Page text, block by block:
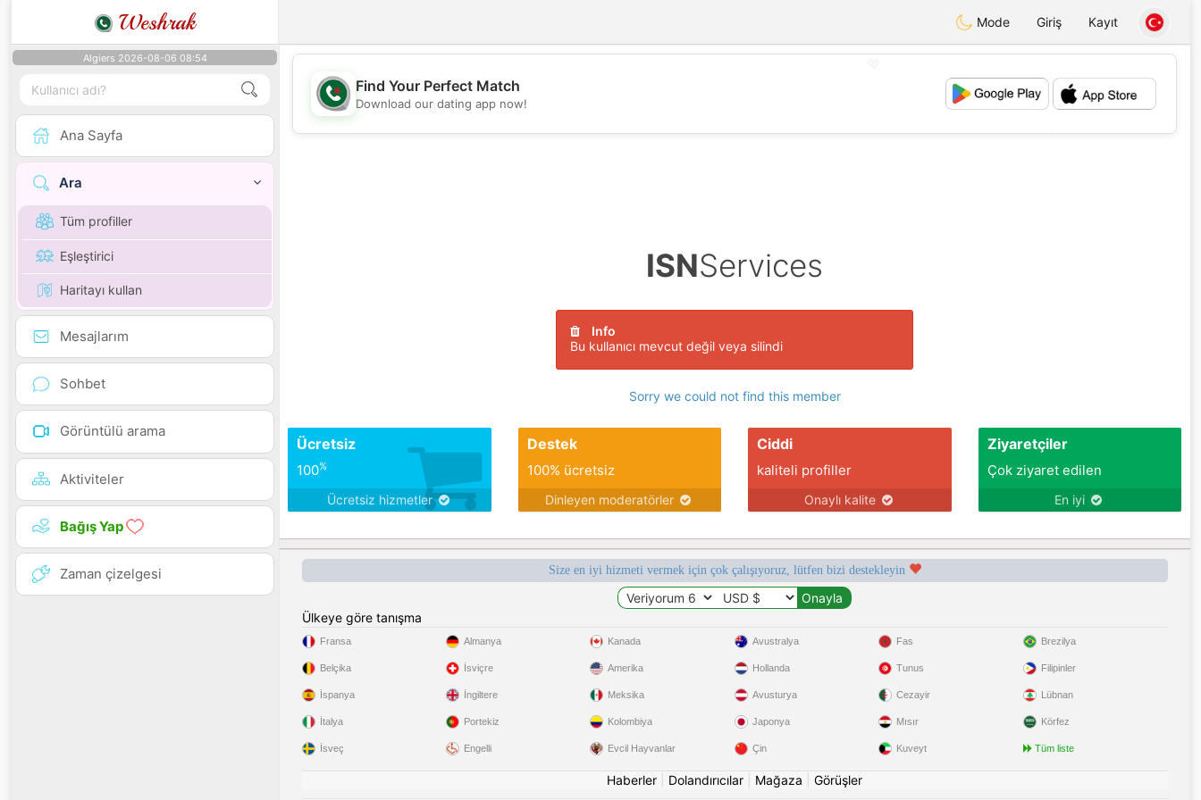
Weshrak Mode Giriş Kayıt
Algiers 2026-08-06 08:54
Ana Sayfa
Ara
Tüm profiller
Eşleştirici
Haritayı kullan
Mesajlarım
Sohbet
Görüntülü arama
Aktiviteler
Bağış Yap
Zaman çizelgesi
💖
💕
Find Your Perfect Match
Download our dating app now!
ISNServices
Info
Bu kullanıcı mevcut değil veya silindi
Sorry we could not find this member
Ücretsiz
100%
Ücretsiz hizmetler
Destek
100% ücretsiz
Dinleyen moderatörler
Ciddi
kaliteli profiller
Onaylı kalite
Ziyaretçiler
Çok ziyaret edilen
En iyi
Size en iyi hizmeti vermek için çok çalışıyoruz, lütfen bizi destekleyin
Ülkeye göre tanışma
Fransa
Belçika
İspanya
İtalya
İsveç
Almanya
İsviçre
İngiltere
Portekiz
Engelli
Kanada
Amerika
Meksika
Kolombiya
Evcil Hayvanlar
Avustralya
Hollanda
Avusturya
Japonya
Çin
Fas
Tunus
Cezayir
Mısır
Kuveyt
Brezilya
Filipinler
Lübnan
Körfez
Tüm liste
Haberler Dolandırıcılar Mağaza Görüşler